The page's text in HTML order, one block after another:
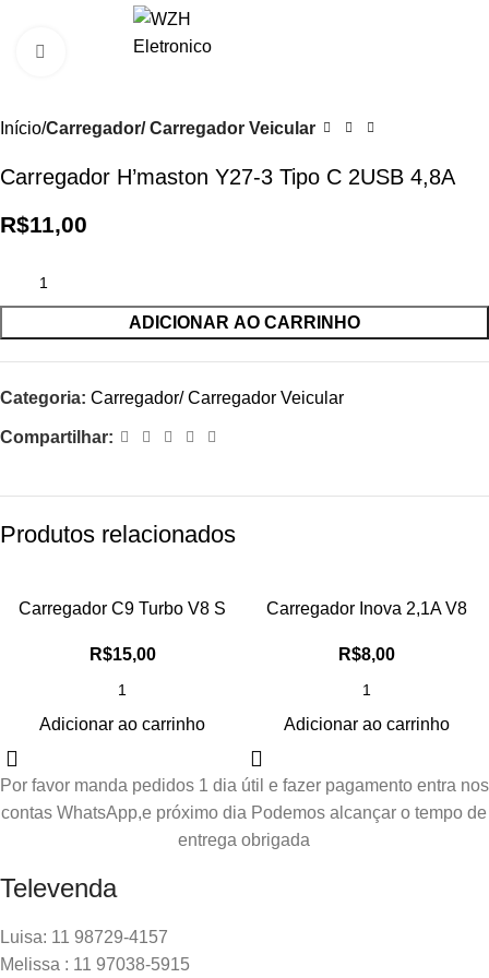
Clique para ampliar
Início Carregador/ Carregador Veicular
Carregador H’maston Y27-3 Tipo C 2USB 4,8A
R$11,00
ADICIONAR AO CARRINHO
Categoria: Carregador/ Carregador Veicular
Compartilhar:
Produtos relacionados
Carregador C9 Turbo V8 S
R$15,00
Adicionar ao carrinho
Carregador Inova 2,1A V8
R$8,00
Adicionar ao carrinho
Por favor manda pedidos 1 dia útil e fazer pagamento entra nos
contas WhatsApp,e próximo dia Podemos alcançar o tempo de
entrega obrigada
Televenda
Luisa: 11 98729-4157
Melissa : 11 97038-5915